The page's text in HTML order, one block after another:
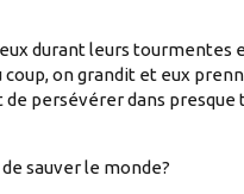
durant leurs tourmentes
on grandit et eux
persévérer dans presque
sauver le monde?